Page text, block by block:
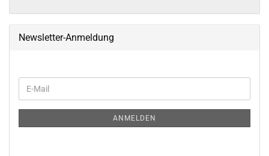
Newsletter-Anmeldung
ZUR
E-
Mail
ANMELDEN